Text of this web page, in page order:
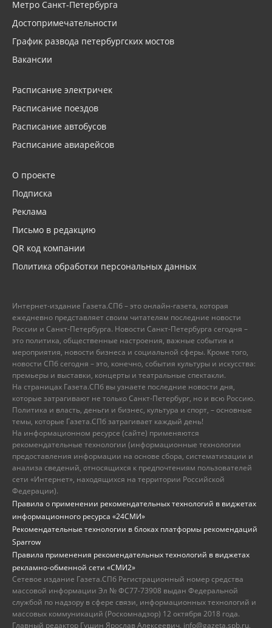
Метро Санкт-Петербурга
Достопримечательности
График развода петербургских мостов
Вакансии
Расписание электричек
Расписание поездов
Расписание автобусов
Расписание авиарейсов
О проекте
Подписка
Реклама
Письмо в редакцию
QR код компании
Политика обработки персональных данных
Интернет-издание Газета.СПб – это онлайн-газета, которая
ежедневно представляет своим читателям последние новости
России и Санкт-Петербурга. Новости Санкт-Петербурга сегодня –
это политика, общественные настроения, важные события и
мероприятия, новости бизнеса и социальной сферы. Кроме того,
новости СПб сегодня – это, конечно, события культуры и искусства:
премьеры и выставки, концерты и театральные спектакли.
На страницах Газета.СПб вы узнаете последние новости дня,
которые затрагивают не только Санкт-Петербург, но и всю Россию.
Политика и власть, деньги и бизнес, культура и спорт, – основные
темы, которые Газета.СПб затрагивает каждый день!
На информационном ресурсе (сайте) применяются
рекомендательные технологии (информационные технологии
предоставления информации на основе сбора, систематизации и
анализа сведений, относящихся к предпочтениям пользователей
сети «Интернет», находящихся на территории Российской
Федерации).
Правила о применении рекомендательных технологий в виджетах
информационного ресурса «24СМИ»
Рекомендательные технологии в блоках платформы рекомендаций
Sparrow
Правила применения рекомендательных технологий в виджетах
рекламно-обменной сети «СМИ2»
Сетевое издание Газета.СПб Регистрационный номер средства
массовой информации Эл № ФС77-73908 выдан Федеральной
службой по надзору в сфере связи, информационных технологий и
массовых коммуникаций (Роскомнадзор) 12 октября 2018 года.
Главный редактор Гущин Ярослав Алексеевич, info@gazeta.spb.ru,